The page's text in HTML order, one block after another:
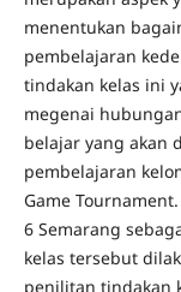
menentukan
pembelajaran
tindakan kelas ini
megenai
belajar yang akan
pembelajaran
Game
6 Semarang
kelas tersebut
penilitan tindakan